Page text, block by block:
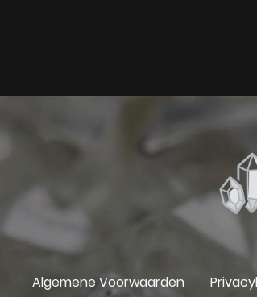
Algemene Voorwaarden